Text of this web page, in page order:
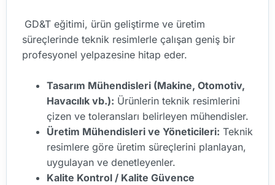
GD&T eğitimi, ürün geliştirme ve üretim
süreçlerinde teknik resimlerle çalışan geniş bir
profesyonel yelpazesine hitap eder.
Tasarım Mühendisleri (Makine, Otomotiv,
Havacılık vb.): Ürünlerin teknik resimlerini
çizen ve toleransları belirleyen mühendisler.
Üretim Mühendisleri ve Yöneticileri: Teknik
resimlere göre üretim süreçlerini planlayan,
uygulayan ve denetleyenler.
Kalite Kontrol / Kalite Güvence